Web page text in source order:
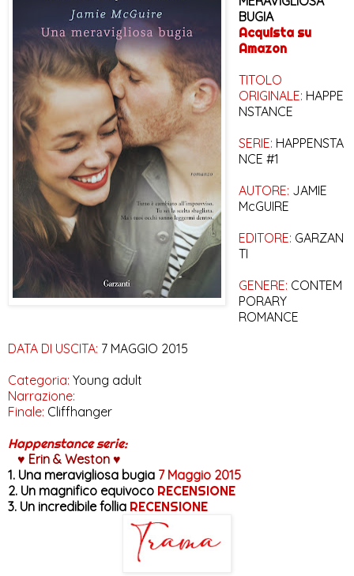
BUGIA
Acquista su
Amazon
TITOLO
ORIGINALE: HAPPE
NSTANCE
SERIE: HAPPENSTA
NCE #1
AUTORE: JAMIE
McGUIRE
EDITORE: GARZAN
TI
GENERE: CONTEM
PORARY
ROMANCE
DATA DI USCITA: 7 MAGGIO 2015
Categoria: Young adult
Narrazione:
Finale: Cliffhanger
Happenstance serie:
♥ Erin & Weston ♥
1. Una meravigliosa bugia 7 Maggio 2015
2. Un magnifico equivoco RECENSIONE
3. Un incredibile follia RECENSIONE